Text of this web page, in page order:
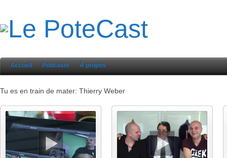
Accueil Podcasts À propos
Tu es en train de mater: Thierry Weber